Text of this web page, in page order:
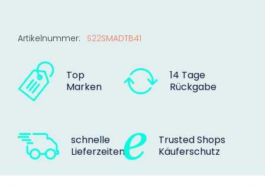
Artikelnummer: S22SMADTB41
Top
Marken
14 Tage
Rückgabe
schnelle
Lieferzeiten
Trusted Shops
Käuferschutz